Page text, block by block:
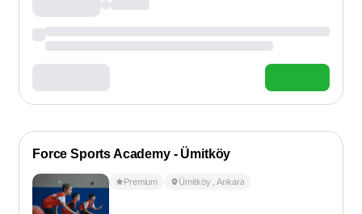
Force Sports Academy - Ümitköy
Premium Ümitköy ,Ankara